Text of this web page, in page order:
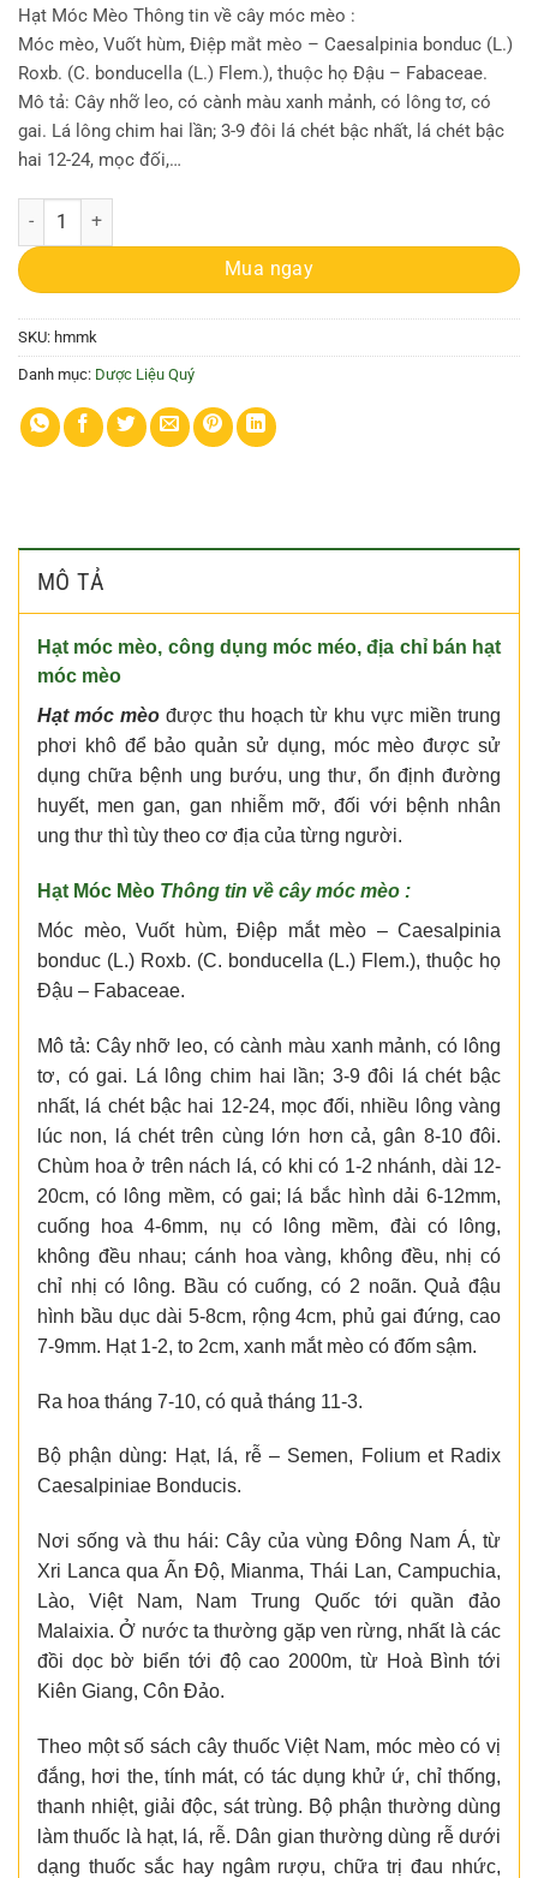
Hạt Móc Mèo Thông tin về cây móc mèo :
Móc mèo, Vuốt hùm, Điệp mắt mèo – Caesalpinia bonduc (L.)
Roxb. (C. bonducella (L.) Flem.), thuộc họ Ðậu – Fabaceae.
Mô tả: Cây nhỡ leo, có cành màu xanh mảnh, có lông tơ, có
gai. Lá lông chim hai lần; 3-9 đôi lá chét bậc nhất, lá chét bậc
hai 12-24, mọc đối,…
Hạt móc mèo | Vuốt hùm | Móc mèo núi số lượng
Mua ngay
SKU: hmmk
Danh mục: Dược Liệu Quý
MÔ TẢ
Hạt móc mèo, công dụng móc méo, địa chỉ bán hạt
móc mèo
Hạt móc mèo được thu hoạch từ khu vực miền trung
phơi khô để bảo quản sử dụng, móc mèo được sử
dụng chữa bệnh ung bướu, ung thư, ổn định đường
huyết, men gan, gan nhiễm mỡ, đối với bệnh nhân
ung thư thì tùy theo cơ địa của từng người.
Hạt Móc Mèo Thông tin về cây móc mèo :
Móc mèo, Vuốt hùm, Điệp mắt mèo – Caesalpinia
bonduc (L.) Roxb. (C. bonducella (L.) Flem.), thuộc họ
Ðậu – Fabaceae.
Mô tả: Cây nhỡ leo, có cành màu xanh mảnh, có lông
tơ, có gai. Lá lông chim hai lần; 3-9 đôi lá chét bậc
nhất, lá chét bậc hai 12-24, mọc đối, nhiều lông vàng
lúc non, lá chét trên cùng lớn hơn cả, gân 8-10 đôi.
Chùm hoa ở trên nách lá, có khi có 1-2 nhánh, dài 12-
20cm, có lông mềm, có gai; lá bắc hình dải 6-12mm,
cuống hoa 4-6mm, nụ có lông mềm, đài có lông,
không đều nhau; cánh hoa vàng, không đều, nhị có
chỉ nhị có lông. Bầu có cuống, có 2 noãn. Quả đậu
hình bầu dục dài 5-8cm, rộng 4cm, phủ gai đứng, cao
7-9mm. Hạt 1-2, to 2cm, xanh mắt mèo có đốm sậm.
Ra hoa tháng 7-10, có quả tháng 11-3.
Bộ phận dùng: Hạt, lá, rễ – Semen, Folium et Radix
Caesalpiniae Bonducis.
Nơi sống và thu hái: Cây của vùng Ðông Nam Á, từ
Xri Lanca qua Ấn Ðộ, Mianma, Thái Lan, Campuchia,
Lào, Việt Nam, Nam Trung Quốc tới quần đảo
Malaixia. Ở nước ta thường gặp ven rừng, nhất là các
đồi dọc bờ biển tới độ cao 2000m, từ Hoà Bình tới
Kiên Giang, Côn Ðảo.
Theo một số sách cây thuốc Việt Nam, móc mèo có vị
đắng, hơi the, tính mát, có tác dụng khử ứ, chỉ thống,
thanh nhiệt, giải độc, sát trùng. Bộ phận thường dùng
làm thuốc là hạt, lá, rễ. Dân gian thường dùng rễ dưới
dạng thuốc sắc hay ngâm rượu, chữa trị đau nhức,